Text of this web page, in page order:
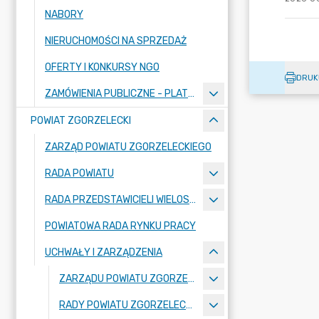
NABORY
NIERUCHOMOŚCI NA SPRZEDAŻ
OFERTY I KONKURSY NGO
ZAMÓWIENIA PUBLICZNE - PLATFORMA ZAKUPOWA
POWIAT ZGORZELECKI
ZARZĄD POWIATU ZGORZELECKIEGO
RADA POWIATU
RADA PRZEDSTAWICIELI WIELOSPECJALISTYCZNEGO ZESPOŁU OPIEKI ZDROWOTNEJ "BOLESŁAWIEC-ZGORZELEC" SAMODZIELNEGO PUBLICZNEGO ZAKŁADU OPIEKI ZDROWOTNEJ
POWIATOWA RADA RYNKU PRACY
UCHWAŁY I ZARZĄDZENIA
ZARZĄDU POWIATU ZGORZELECKIEGO
RADY POWIATU ZGORZELECKIEGO